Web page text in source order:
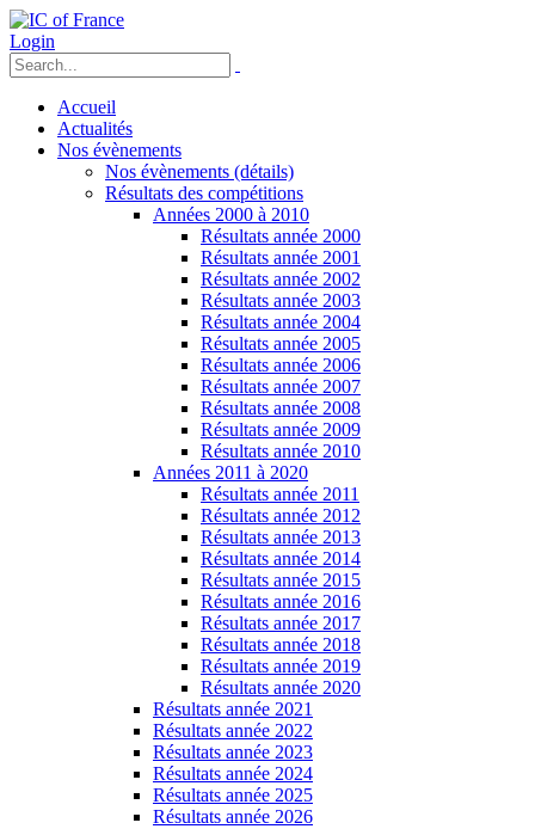
Login
Accueil
Actualités
Nos évènements
Nos évènements (détails)
Résultats des compétitions
Années 2000 à 2010
Résultats année 2000
Résultats année 2001
Résultats année 2002
Résultats année 2003
Résultats année 2004
Résultats année 2005
Résultats année 2006
Résultats année 2007
Résultats année 2008
Résultats année 2009
Résultats année 2010
Années 2011 à 2020
Résultats année 2011
Résultats année 2012
Résultats année 2013
Résultats année 2014
Résultats année 2015
Résultats année 2016
Résultats année 2017
Résultats année 2018
Résultats année 2019
Résultats année 2020
Résultats année 2021
Résultats année 2022
Résultats année 2023
Résultats année 2024
Résultats année 2025
Résultats année 2026